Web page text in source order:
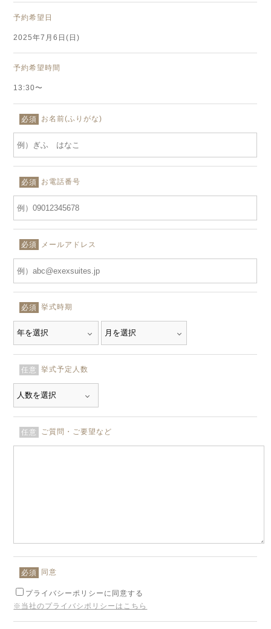
予約希望日
2025年7月6日(日)
予約希望時間
13:30〜
必須 お名前(ふりがな)
必須 お電話番号
必須 メールアドレス
必須 挙式時期
任意 挙式予定人数
任意 ご質問・ご要望など
必須 同意
プライバシーポリシーに同意する
※当社のプライバシポリシーはこちら